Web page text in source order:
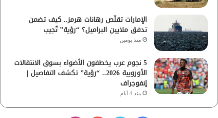
الإمارات تقلّص رهانات هرمز.. كيف تضمن
تدفق ملايين البراميل؟ “رؤية” تُجيب
منذ يومين
5 نجوم عرب يخطفون الأضواء بسوق الانتقالات
الأوروبية 2026.. “رؤية” تكشف التفاصيل |
إنفوجراف
منذ 4 أيام